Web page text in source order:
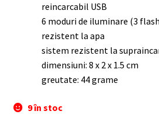
reincarcabil USB
6 moduri de iluminare (3
rezistent la apa
sistem rezistent la
dimensiuni: 8 x 2 x 1.5 cm
greutate: 44 grame
9 în stoc